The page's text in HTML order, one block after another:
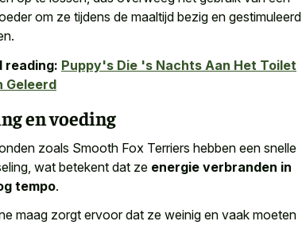
om ze tijdens de maaltijd bezig en gestimuleerd
reading: Puppy's Die 's Nachts Aan Het Toilet
Geleerd
en voeding
zoals Smooth Fox Terriers hebben een snelle
wat betekent dat ze energie verbranden in
tempo.
maag zorgt ervoor dat ze weinig en vaak moeten